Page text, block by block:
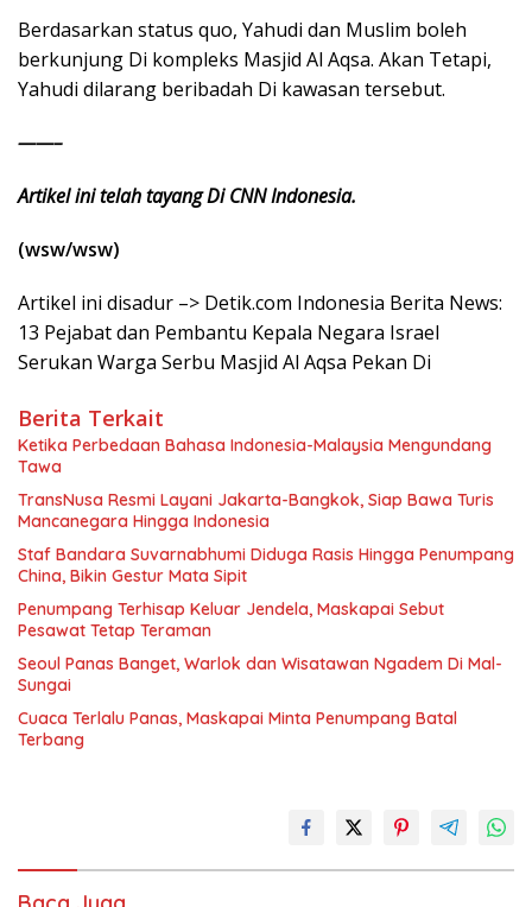
Berdasarkan status quo, Yahudi dan Muslim boleh
berkunjung Di kompleks Masjid Al Aqsa. Akan Tetapi,
Yahudi dilarang beribadah Di kawasan tersebut.
——–
Artikel ini telah tayang Di CNN Indonesia.
(wsw/wsw)
Artikel ini disadur –> Detik.com Indonesia Berita News:
13 Pejabat dan Pembantu Kepala Negara Israel
Serukan Warga Serbu Masjid Al Aqsa Pekan Di
Berita Terkait
Ketika Perbedaan Bahasa Indonesia-Malaysia Mengundang
Tawa
TransNusa Resmi Layani Jakarta-Bangkok, Siap Bawa Turis
Mancanegara Hingga Indonesia
Staf Bandara Suvarnabhumi Diduga Rasis Hingga Penumpang
China, Bikin Gestur Mata Sipit
Penumpang Terhisap Keluar Jendela, Maskapai Sebut
Pesawat Tetap Teraman
Seoul Panas Banget, Warlok dan Wisatawan Ngadem Di Mal-
Sungai
Cuaca Terlalu Panas, Maskapai Minta Penumpang Batal
Terbang